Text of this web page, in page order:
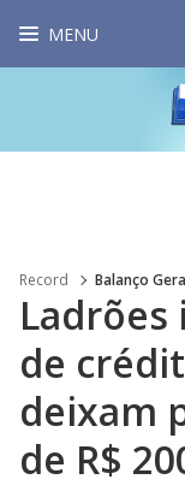
MENU
Record Balanço
Ladrões
de
deixam
de R$